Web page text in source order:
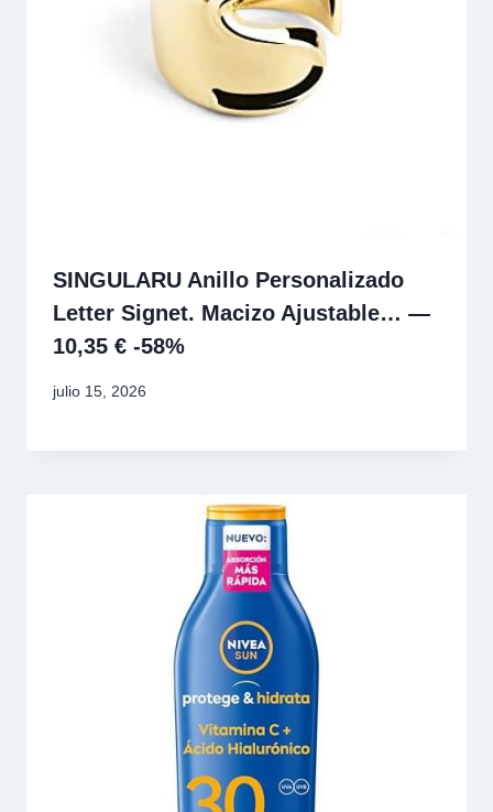
SINGULARU Anillo Personalizado
Letter Signet. Macizo Ajustable… —
10,35 € -58%
julio 15, 2026